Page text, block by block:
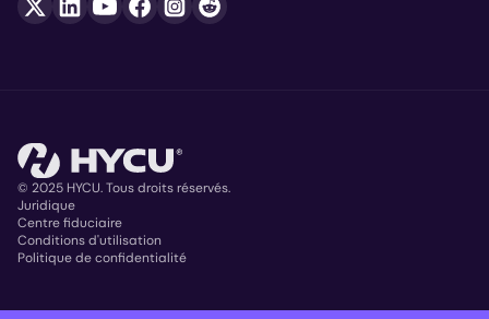
Copyright
© 2025 HYCU. Tous droits réservés.
Juridique
Centre fiduciaire
Conditions d'utilisation
Politique de confidentialité